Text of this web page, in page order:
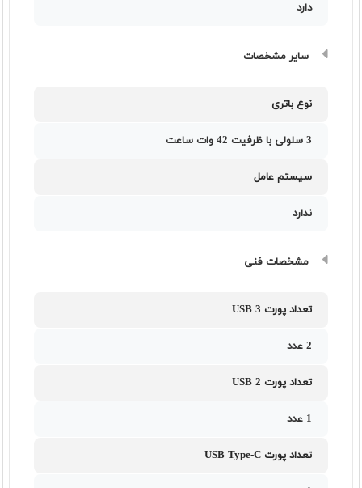
دارد
سایر مشخصات
نوع باتری
3 سلولی با ظرفیت 42 وات ساعت
سیستم عامل
ندارد
مشخصات فنی
تعداد پورت USB 3
2 عدد
تعداد پورت USB 2
1 عدد
تعداد پورت USB Type-C